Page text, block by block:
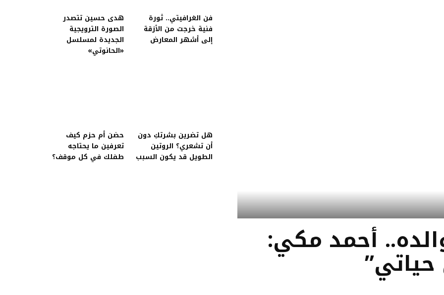
أحمد مكي:
فن الغرافيتي.. ثورة
فنية خرجت من الأزقة
إلى أشهر المعارض
هدى حسين تتصدر
الصورة الترويجية
الجديدة لمسلسل
«الحانوتي»
هل تضرين بشرتكِ دون
أن تشعري؟ الروتين
الطويل قد يكون السبب
حضن أم حزم كيف
تعرفين ما يحتاجه
طفلك في كل موقف؟